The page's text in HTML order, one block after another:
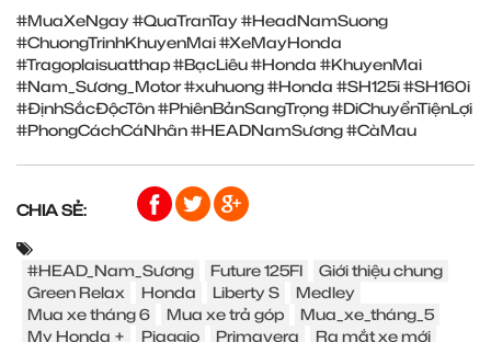
#MuaXeNgay#QuaTranTay#HeadNamSuong
#ChuongTrinhKhuyenMai#XeMayHonda
#Tragoplaisuatthap#BạcLiêu#Honda #KhuyenMai
#Nam_Sương_Motor#xuhuong#Honda #SH125i#SH160i
#ĐịnhSắcĐộcTôn#PhiênBảnSangTrọng#DiChuyểnTiệnLợi
#PhongCáchCáNhân#HEADNamSương#CàMau
CHIA SẺ:
#HEAD_Nam_Sương Future 125FI
Giới thiệu chung
Green Relax
Honda Liberty S
Medley
Mua xe tháng 6
Mua xe trả góp
Mua_xe_tháng_5
My Honda +
Piaggio Primavera
Ra mắt xe mới